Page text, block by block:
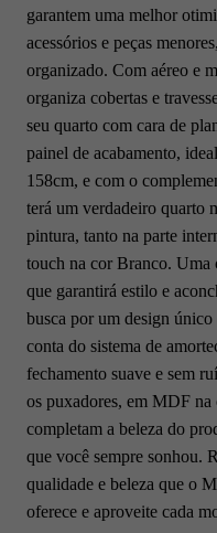
garantem uma melhor
acessórios e peças
organizado. Com aéreo e
organiza cobertas e
seu quarto com cara de
painel de acabamento,
158cm, e com o
terá um verdadeiro quarto
pintura, tanto na parte
touch na cor Branco. Uma
que garantirá estilo e
busca por um design
conta do sistema de
fechamento suave e sem
os puxadores, em MDF
completam a beleza do
que você sempre sonhou.
qualidade e beleza que o
oferece e aproveite cada